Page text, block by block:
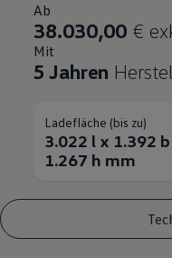
Ab
38.030,00 €
Mit
5 Jahren
Ladefläche (bis zu)
3.022 l x 1.392
1.267 h mm